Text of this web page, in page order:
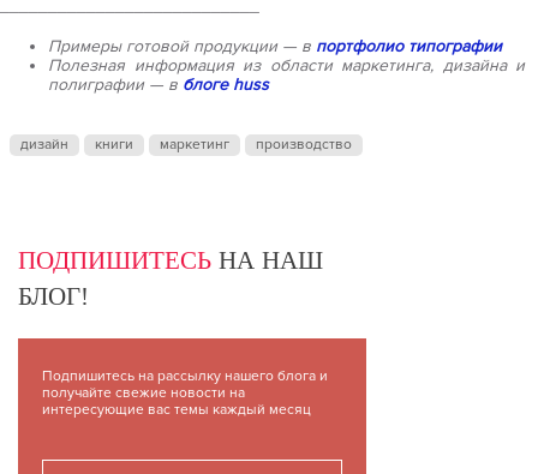
Примеры готовой продукции — в портфолио типографии
Полезная информация из области маркетинга, дизайна и
полиграфии — в блоге huss
дизайн книги маркетинг производство
ПОДПИШИТЕСЬ НА НАШ
БЛОГ!
Подпишитесь на рассылку нашего блога и
получайте свежие новости на
интересующие вас темы каждый месяц